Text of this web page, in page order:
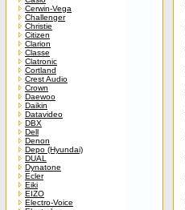
Cerwin-Vega
Challenger
Christie
Citizen
Clarion
Classe
Clatronic
Cortland
Crest Audio
Crown
Daewoo
Daikin
Datavideo
DBX
Dell
Denon
Depo (Hyundai)
DUAL
Dynatone
Ecler
Eiki
EIZO
Electro-Voice